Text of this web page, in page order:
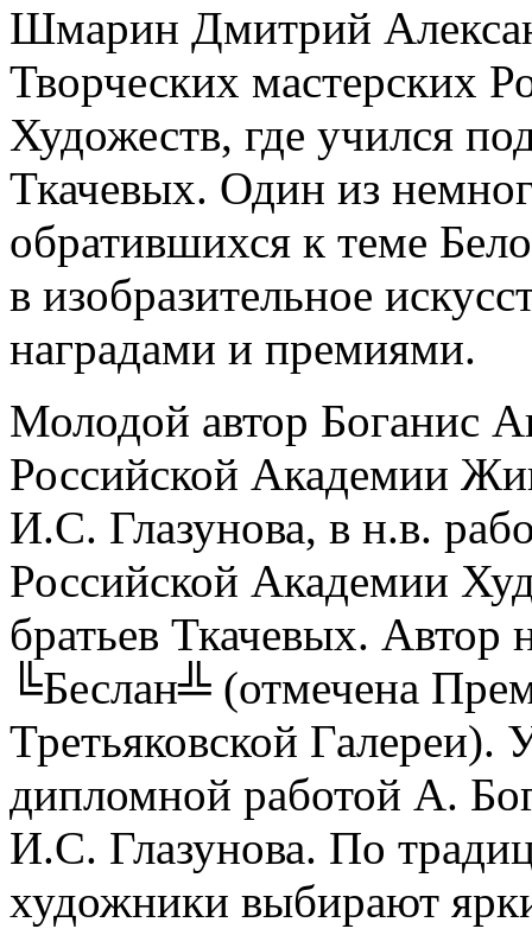
Шмарин Дмитрий
Творческих мастерских
Художеств, где учился
Ткачевых. Один из
обратившихся к теме
в изобразительное
наградами и премиями.
Молодой автор Боганис
Российской Академии
И.С. Глазунова, в н.в.
Российской Академии
братьев Ткачевых.
╚Беслан╩ (отмечена
Третьяковской Галереи).
дипломной работой А.
И.С. Глазунова. По
художники выбирают